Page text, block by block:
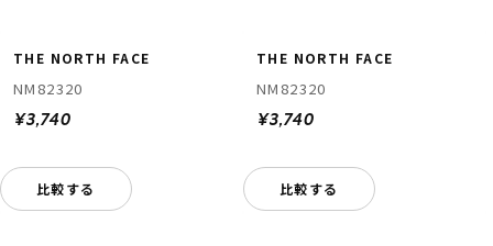
THE NORTH FACE
NM82320
¥3,740
比較する
THE NORTH FACE
NM82320
¥3,740
比較する